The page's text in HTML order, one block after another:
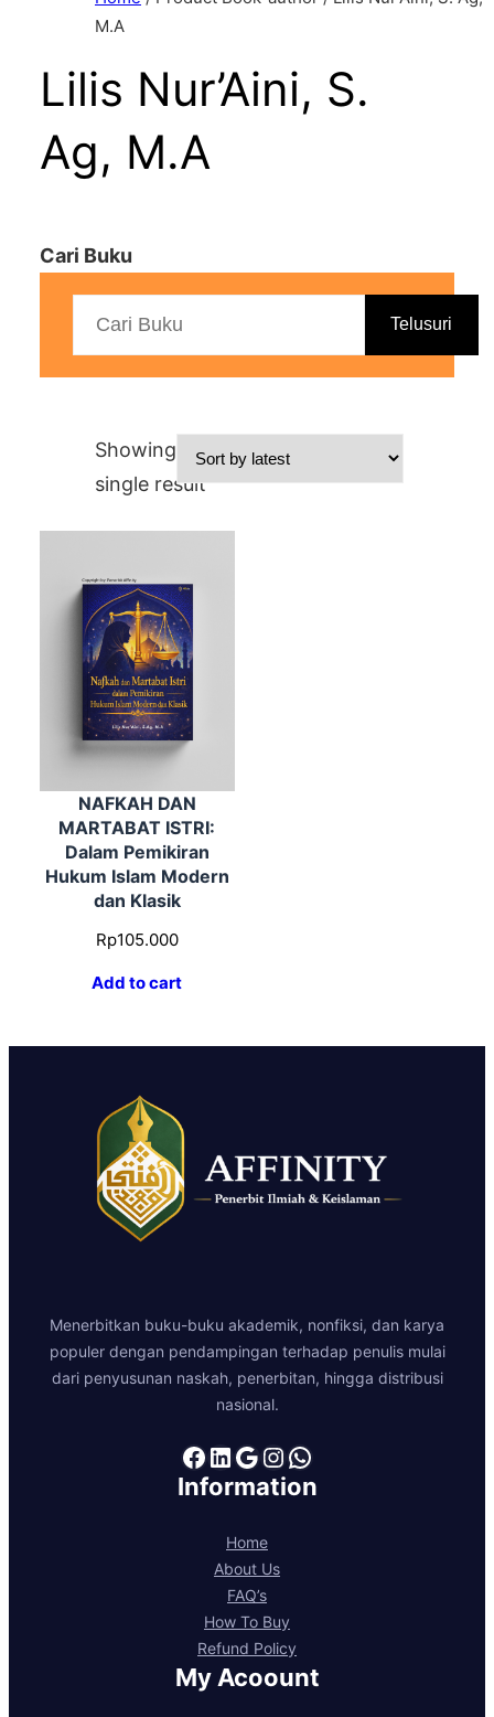
M.A
Lilis Nur’Aini, S.
Ag, M.A
Cari Buku
Telusuri
Showing the
single result
NAFKAH DAN
MARTABAT ISTRI:
Dalam Pemikiran
Hukum Islam Modern
dan Klasik
Rp105.000
Add to cart
Menerbitkan buku-buku akademik, nonfiksi, dan karya
populer dengan pendampingan terhadap penulis mulai
dari penyusunan naskah, penerbitan, hingga distribusi
nasional.
Facebook LinkedIn Google Instagram WhatsApp
Information
Home
About Us
FAQ’s
How To Buy
Refund Policy
My Acoount